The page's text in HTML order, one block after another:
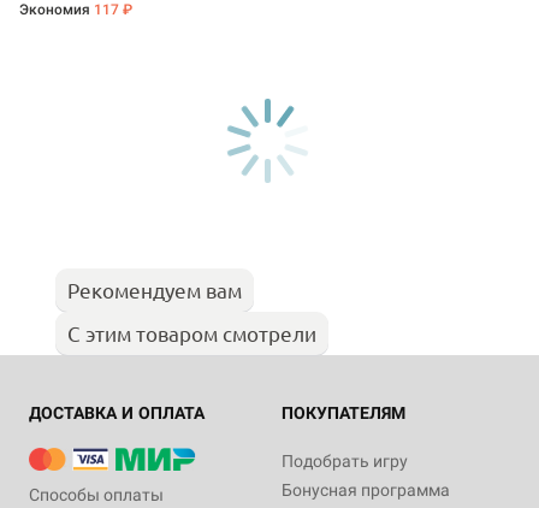
Экономия 117 ₽
Рекомендуем вам
С этим товаром смотрели
ДОСТАВКА И ОПЛАТА
Способы оплаты
ПОКУПАТЕЛЯМ
Подобрать игру
Бонусная программа